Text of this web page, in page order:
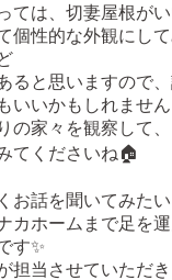
ては、切妻屋根がい
個性的な外観にし
ると思いますので
いいかもしれません
の家々を観察して
てくださいね🏠
お話を聞いてみた
カホームまで足を
す✨
担当させていただ